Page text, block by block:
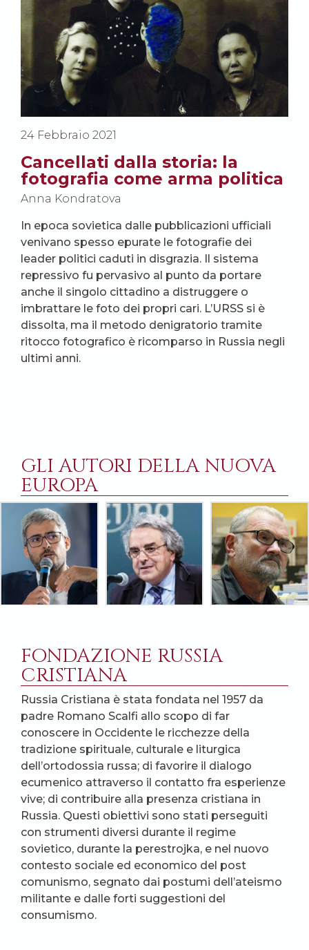
24 Febbraio 2021
Cancellati dalla storia: la
fotografia come arma politica
Anna Kondratova
In epoca sovietica dalle pubblicazioni ufficiali
venivano spesso epurate le fotografie dei
leader politici caduti in disgrazia. Il sistema
repressivo fu pervasivo al punto da portare
anche il singolo cittadino a distruggere o
imbrattare le foto dei propri cari. L’URSS si è
dissolta, ma il metodo denigratorio tramite
ritocco fotografico è ricomparso in Russia negli
ultimi anni.
GLI AUTORI DELLA NUOVA
EUROPA
FONDAZIONE RUSSIA
CRISTIANA
Russia Cristiana è stata fondata nel 1957 da
padre Romano Scalfi allo scopo di far
conoscere in Occidente le ricchezze della
tradizione spirituale, culturale e liturgica
dell’ortodossia russa; di favorire il dialogo
ecumenico attraverso il contatto fra esperienze
vive; di contribuire alla presenza cristiana in
Russia. Questi obiettivi sono stati perseguiti
con strumenti diversi durante il regime
sovietico, durante la perestrojka, e nel nuovo
contesto sociale ed economico del post
comunismo, segnato dai postumi dell’ateismo
militante e dalle forti suggestioni del
consumismo.